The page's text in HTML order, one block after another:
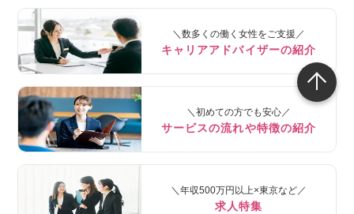
＼数多くの働く女性をご支援／
キャリアアドバイザーの紹介
＼初めての方でも安心／
サービスの流れや特徴の紹介
＼年収500万円以上×東京など／
求人特集